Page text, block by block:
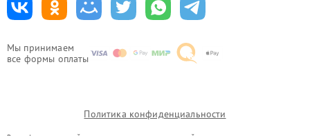
Мы принимаем
все формы оплаты
Политика конфиденциальности